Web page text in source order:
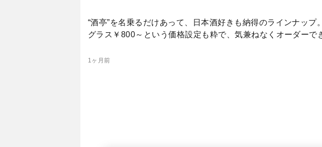
“酒亭”を名乗るだけあって、日本酒好きも納得のラインナッ
グラス￥800～という価格設定も粋で、気兼ねなくオーダーで
1ヶ月前